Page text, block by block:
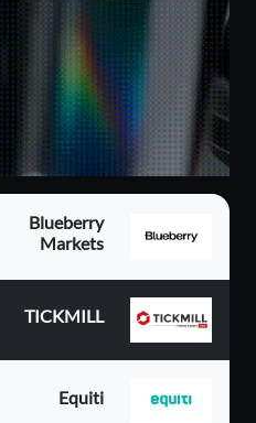
Blueberry
Markets
TICKMILL
Equiti